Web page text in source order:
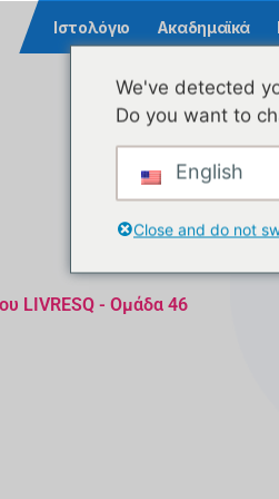
Ιστολόγιο Ακαδημαϊκά
LIVRESQ - Ομάδα 46
We've detected
Do you want to
English
Close and do not